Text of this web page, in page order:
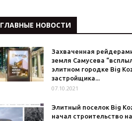
ГЛАВНЫЕ НОВОСТИ
Захваченная
земля Самусева
элитном городке Big
застройщика...
07.10.2021
Элитный поселок Big
начал строительство на